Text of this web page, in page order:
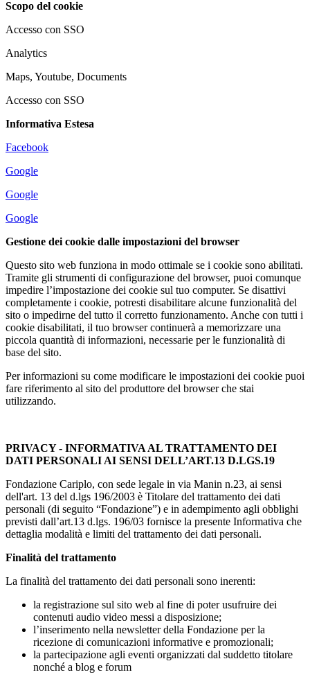
Scopo del cookie
Accesso con SSO
Analytics
Maps, Youtube, Documents
Accesso con SSO
Informativa Estesa
Facebook
Google
Google
Google
Gestione dei cookie dalle impostazioni del browser
Questo sito web funziona in modo ottimale se i cookie sono abilitati.
Tramite gli strumenti di configurazione del browser, puoi comunque
impedire l’impostazione dei cookie sul tuo computer. Se disattivi
completamente i cookie, potresti disabilitare alcune funzionalità del
sito o impedirne del tutto il corretto funzionamento. Anche con tutti i
cookie disabilitati, il tuo browser continuerà a memorizzare una
piccola quantità di informazioni, necessarie per le funzionalità di
base del sito.
Per informazioni su come modificare le impostazioni dei cookie puoi
fare riferimento al sito del produttore del browser che stai
utilizzando.
PRIVACY - INFORMATIVA AL TRATTAMENTO DEI
DATI PERSONALI AI SENSI DELL’ART.13 D.LGS.19
Fondazione Cariplo, con sede legale in via Manin n.23, ai sensi
dell'art. 13 del d.lgs 196/2003 è Titolare del trattamento dei dati
personali (di seguito “Fondazione”) e in adempimento agli obblighi
previsti dall’art.13 d.lgs. 196/03 fornisce la presente Informativa che
dettaglia modalità e limiti del trattamento dei dati personali.
Finalità del trattamento
La finalità del trattamento dei dati personali sono inerenti:
la registrazione sul sito web al fine di poter usufruire dei
contenuti audio video messi a disposizione;
l’inserimento nella newsletter della Fondazione per la
ricezione di comunicazioni informative e promozionali;
la partecipazione agli eventi organizzati dal suddetto titolare
nonché a blog e forum